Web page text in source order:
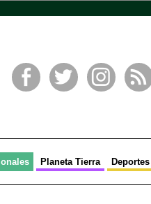
Planeta Tierra Deportes